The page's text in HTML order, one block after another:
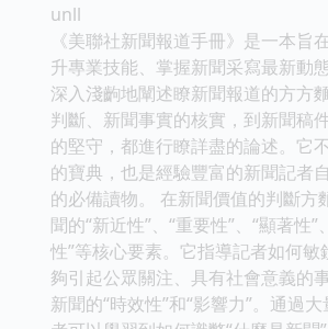
unll
《美聯社新聞報道手冊》是一本旨
升專業技能、掌握新聞采寫最新動
深入淺齣地闡述瞭新聞報道的方方
判斷、新聞事實的核實，到新聞稿
的堅守，都進行瞭詳盡的論述。它
的寶典，也是經驗豐富的新聞記者
的必備讀物。 在新聞價值的判斷方
聞的“新近性”、“重要性”、“顯著性”
性”等核心要素。它指導記者如何
夠引起公眾關注、具有社會意義的
新聞的“時效性”和“影響力”。通過